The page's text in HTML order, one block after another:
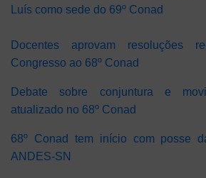
Luís como sede do 69º Conad
Docentes aprovam resoluções
Congresso ao 68º Conad
Debate sobre conjuntura e
atualizado no 68º Conad
68º Conad tem início com posse
ANDES-SN